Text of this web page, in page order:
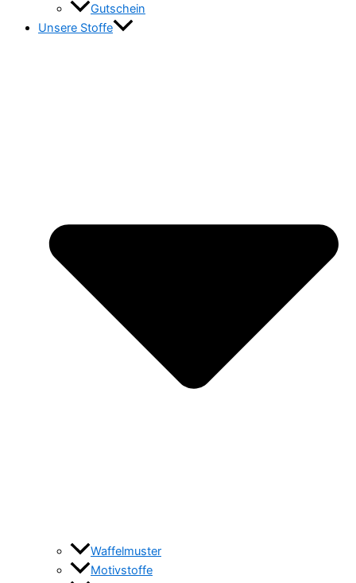
Gutschein
Unsere Stoffe
Waffelmuster
Motivstoffe